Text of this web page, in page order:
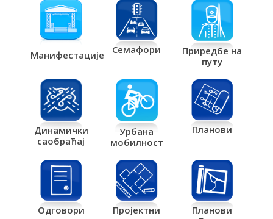
Манифестације Семафори
Приредбе на
путу
Динамички
саобраћај
Урбана
мобилност
Планови
Одговори
Пројектни
Планови